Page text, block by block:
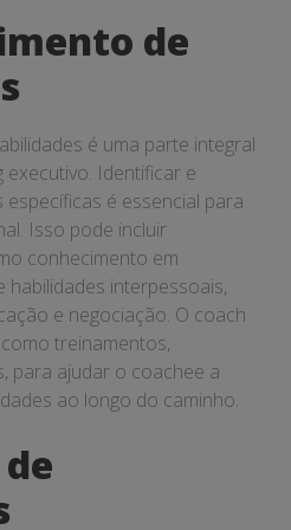
de
é uma parte integral
Identificar e
é essencial para
Isso pode incluir
conhecimento em
habilidades interpessoais,
e negociação. O coach
treinamentos,
para ajudar o coachee a
ao longo do caminho.